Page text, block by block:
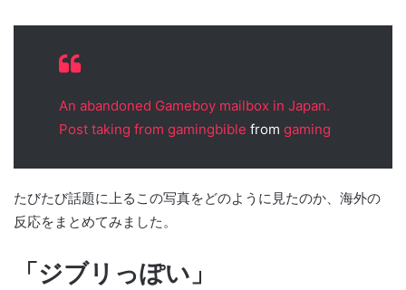
An abandoned Gameboy mailbox in Japan.
Post taking from gamingbible from gaming
たびたび話題に上るこの写真をどのように見たのか、海外の
反応をまとめてみました。
「ジブリっぽい」